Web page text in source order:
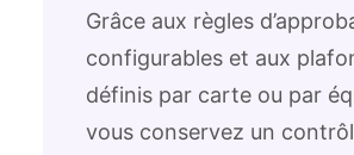
Grâce aux règles
configurables et aux
définis par carte ou par
vous conservez un